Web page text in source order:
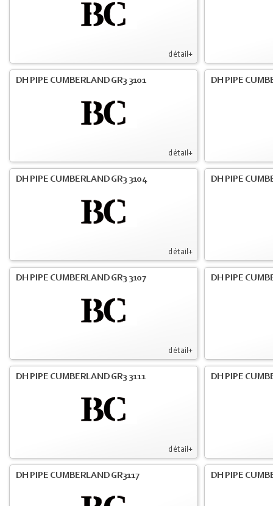
détail+
détail+
DH PIPE CUMBERLAND GR3 3101 DH PIPE
détail+
DH PIPE CUMBERLAND GR3 3104 DH PIPE
détail+
DH PIPE CUMBERLAND GR3 3107 DH PIPE
détail+
DH PIPE CUMBERLAND GR3 3111 DH PIPE
DH PIPE CUMBERLAND GR3117 DH PIPE